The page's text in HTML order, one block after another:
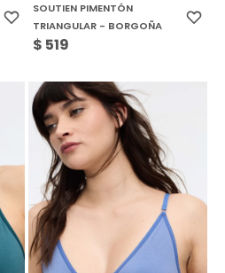
SOUTIEN PIMENTÓN
TRIANGULAR - BORGOÑA
$ 519